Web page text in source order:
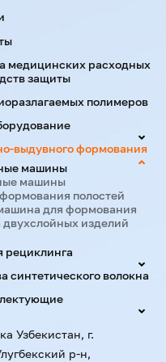
2000
1750*2200
65
1900*2300
медицинских расходных
защиты
полимеров
выдувного формования
машины
машины
полостей
для формования
изделий
рециклинга
синтетического волокна
Узбекистан, г.
р-н,